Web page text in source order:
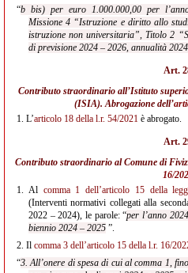
“b bis) per euro 1.000.000,00 per
Missione 4 “Istruzione e diritto allo
istruzione non universitaria”, Titolo 2
di previsione 2024 – 2026, annualità
Art.
Contributo straordinario all’Istituto
(ISIA). Abrogazione dell’
1. L’articolo 18 della l.r. 54/2021 è abrogato.
Art.
Contributo straordinario al Comune di
16/
1. Al comma 1 dell’articolo 15 della
(Interventi normativi collegati alla
2022 – 2024), le parole: “per l’anno 2024
biennio 2024 – 2025 ”.
2. Il comma 3 dell’articolo 15 della l.r. 16/
“3. All’onere di spesa di cui al comma 1,